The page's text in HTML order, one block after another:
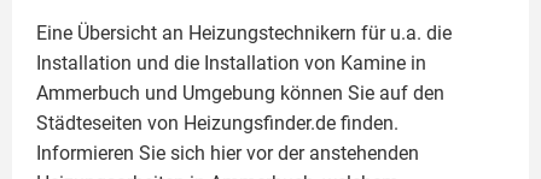
Eine Übersicht an Heizungstechnikern für u.a. die
Installation und die Installation von Kamine in
Ammerbuch und Umgebung können Sie auf den
Städteseiten von Heizungsfinder.de finden.
Informieren Sie sich hier vor der anstehenden